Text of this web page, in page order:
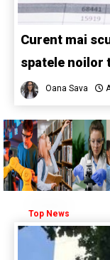
Curent mai
spatele noilor
Oana Sava
Top News